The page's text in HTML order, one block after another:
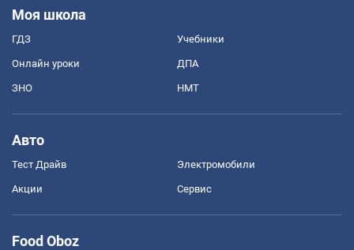
Моя школа
ГДЗ Учебники
Онлайн уроки ДПА
ЗНО НМТ
Авто
Тест Драйв Электромобили
Акции Сервис
Food Oboz